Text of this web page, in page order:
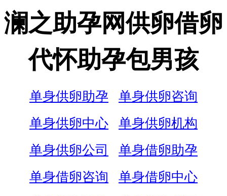
澜之助孕网供卵借卵
代怀助孕包男孩
单身供卵助孕
单身供卵咨询
单身供卵中心
单身供卵机构
单身供卵公司
单身借卵助孕
单身借卵咨询
单身借卵中心